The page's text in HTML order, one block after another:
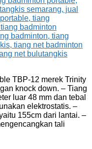
TBP-12 merek Trinity
knock down. – Tiang
luar 48 mm dan tebal
elektrostatis. –
155cm dari lantai. –
tali